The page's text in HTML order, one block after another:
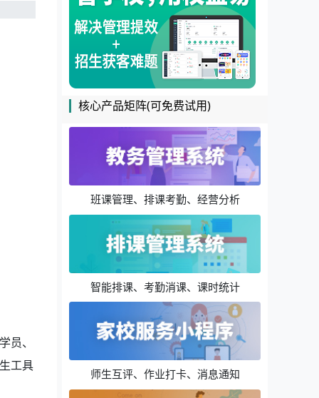
员、
工具
核心产品矩阵(可免费试用)
班课管理、排课考勤、经营分析
智能排课、考勤消课、课时统计
师生互评、作业打卡、消息通知